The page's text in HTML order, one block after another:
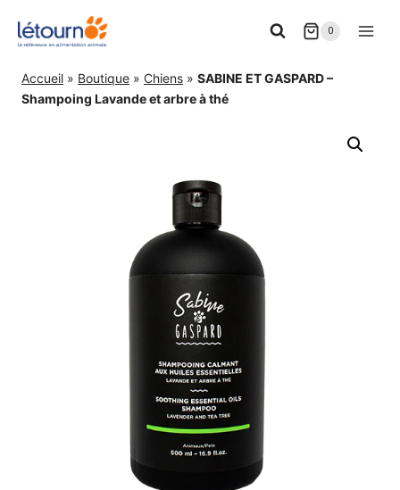
0
Accueil » Boutique » Chiens » SABINE ET GASPARD –
Shampoing Lavande et arbre à thé